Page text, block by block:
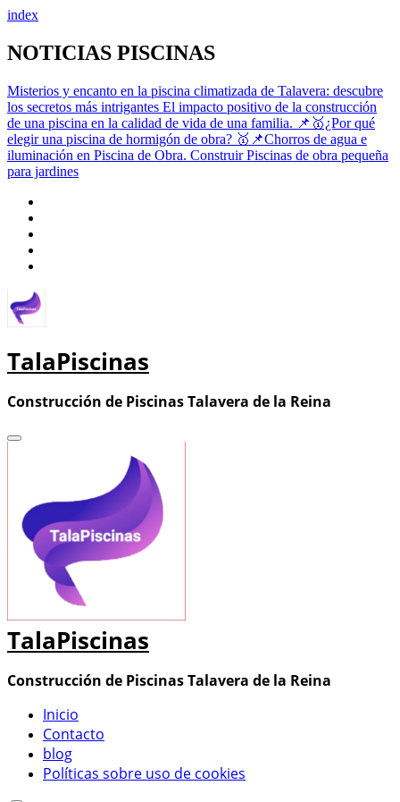
index
Saltar
al
NOTICIAS PISCINAS
Misterios y encanto en la piscina climatizada de Talavera: descubre
los secretos más intrigantes El impacto positivo de la construcción
de una piscina en la calidad de vida de una familia. 📌🥇¿Por qué
elegir una piscina de hormigón de obra? 🥇📌Chorros de agua e
iluminación en Piscina de Obra. Construir Piscinas de obra pequeña
para jardines
TalaPiscinas
Construcción de Piscinas Talavera de la Reina
TalaPiscinas
Construcción de Piscinas Talavera de la Reina
Inicio
Contacto
blog
Políticas sobre uso de cookies